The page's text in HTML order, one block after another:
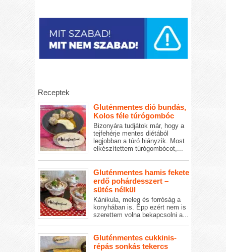
Receptek
Gluténmentes dió bundás,
Kolos féle túrógombóc
Bizonyára tudjátok már, hogy a
tejfehérje mentes diétából
legjobban a túró hiányzik. Most
elkészítettem túrógombócot,...
Gluténmentes hamis fekete
erdő pohárdesszert –
sütés nélkül
Kánikula, meleg és forróság a
konyhában is. Épp ezért nem is
szerettem volna bekapcsolni a...
Gluténmentes cukkinis-
répás sonkás tekercs